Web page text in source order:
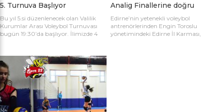
5. Turnuva Başlıyor
Bu yıl 5.si düzenlenecek olan Valilik
Kurumlar Arası Voleybol Turnuvası
bugün 19:30’da başlıyor. İlimizde 4
bugün başlıyor. Toplamda 14 takımın
katılımıyla düzenlenen 5. Valilik
Voleybol Turnuvasının teknik
toplantısı ve kura çekimi Aliço
Pehlivan Sporcu Eğitim Merkezi
Toplantı Salonu’nda yapıldı.
Toplantıya Voleybol hakemi ve
Analig Finallerine doğru
Edirne’nin yetenekli voleybol
antrenörlerinden Engin Toroslu
yönetimindeki Edirne İl Karması,